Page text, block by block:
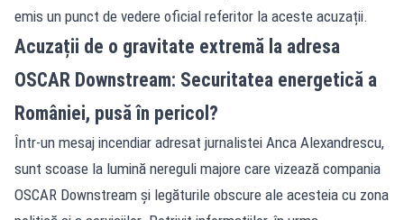
emis un punct de vedere oficial referitor la aceste acuzații.
Acuzații de o gravitate extremă la adresa
OSCAR Downstream: Securitatea energetică a
României, pusă în pericol?
Într-un mesaj incendiar adresat jurnalistei Anca Alexandrescu,
sunt scoase la lumină nereguli majore care vizează compania
OSCAR Downstream și legăturile obscure ale acesteia cu zona